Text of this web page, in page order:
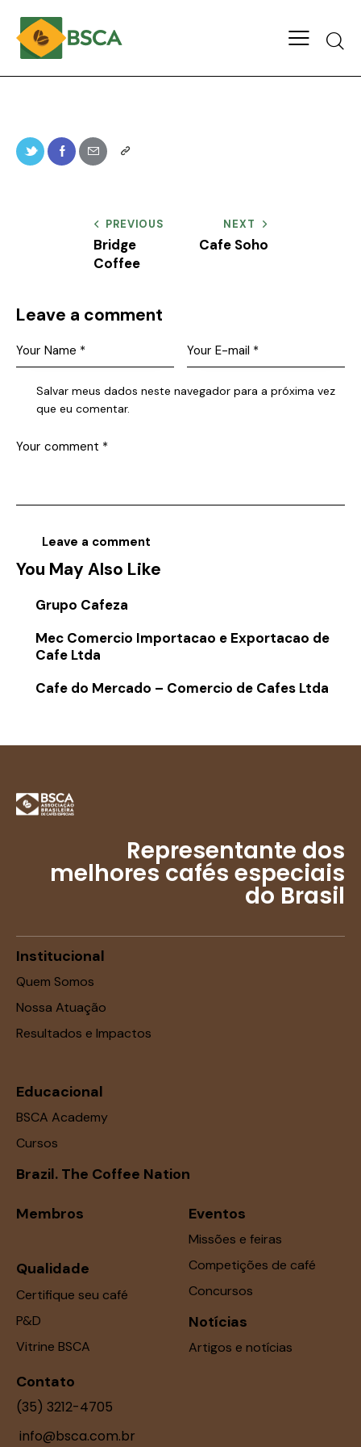
PREVIOUS
Bridge
Coffee
NEXT
Cafe Soho
Leave a comment
Salvar meus dados neste navegador para a próxima vez
que eu comentar.
You May Also Like
Grupo Cafeza
Mec Comercio Importacao e Exportacao de
Cafe Ltda
Cafe do Mercado – Comercio de Cafes Ltda
Representante dos
melhores cafés especiais
do Brasil
Institucional
Quem Somos
Nossa Atuação
Resultados e Impactos
Educacional
BSCA Academy
Cursos
Brazil. The Coffee Nation
Membros
Qualidade
Certifique seu café
P&D
Vitrine BSCA
Eventos
Missões e feiras
Competições de café
Concursos
Notícias
Artigos e notícias
Contato
(35) 3212-4705
info@bsca.com.br